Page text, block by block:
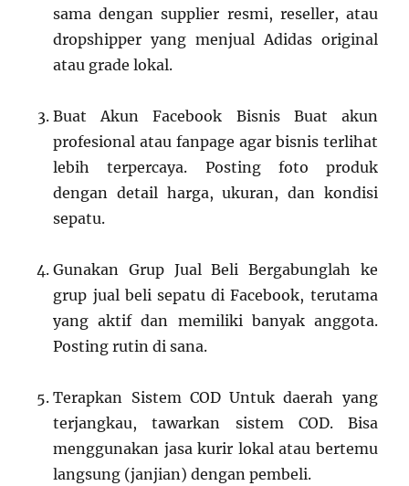
sama dengan supplier resmi, reseller, atau
dropshipper yang menjual Adidas original
atau grade lokal.
Buat Akun Facebook Bisnis Buat akun
profesional atau fanpage agar bisnis terlihat
lebih terpercaya. Posting foto produk
dengan detail harga, ukuran, dan kondisi
sepatu.
Gunakan Grup Jual Beli Bergabunglah ke
grup jual beli sepatu di Facebook, terutama
yang aktif dan memiliki banyak anggota.
Posting rutin di sana.
Terapkan Sistem COD Untuk daerah yang
terjangkau, tawarkan sistem COD. Bisa
menggunakan jasa kurir lokal atau bertemu
langsung (janjian) dengan pembeli.